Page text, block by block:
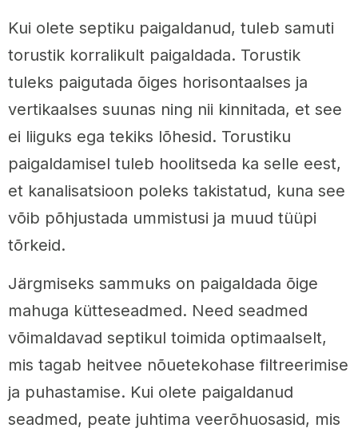
Kui olete septiku paigaldanud, tuleb samuti
torustik korralikult paigaldada. Torustik
tuleks paigutada õiges horisontaalses ja
vertikaalses suunas ning nii kinnitada, et see
ei liiguks ega tekiks lõhesid. Torustiku
paigaldamisel tuleb hoolitseda ka selle eest,
et kanalisatsioon poleks takistatud, kuna see
võib põhjustada ummistusi ja muud tüüpi
tõrkeid.
Järgmiseks sammuks on paigaldada õige
mahuga kütteseadmed. Need seadmed
võimaldavad septikul toimida optimaalselt,
mis tagab heitvee nõuetekohase filtreerimise
ja puhastamise. Kui olete paigaldanud
seadmed, peate juhtima veerõhuosasid, mis